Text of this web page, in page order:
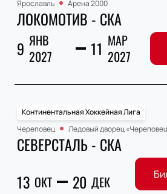
Ярославль
Арена 2000
ЛОКОМОТИВ - СКА
9 ЯНВ
2027
11 МАР
2027
Континентальная Хоккейная Лига
Череповец
Ледовый дворец
СЕВЕРСТАЛЬ - СКА
13 ОКТ 20 ДЕК